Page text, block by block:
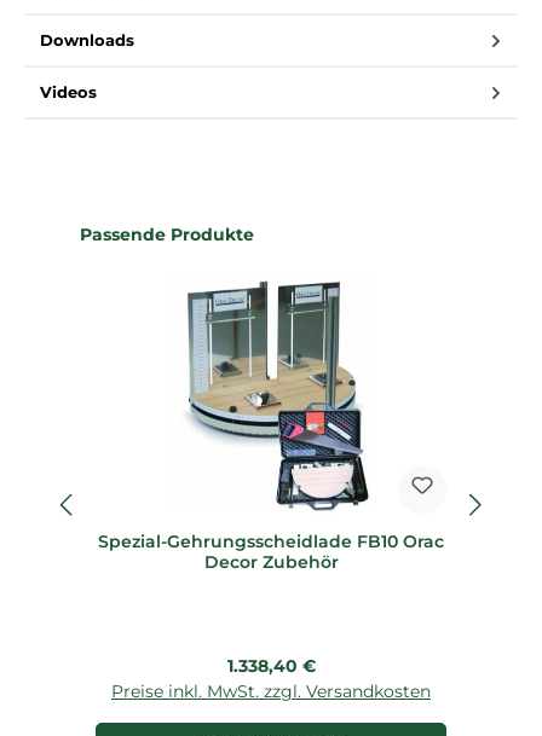
Downloads
Videos
Produktgalerie überspringen
Passende Produkte
Spezial-Gehrungsscheidlade FB10 Orac
Decor Zubehör
Regulärer Preis:
1.338,40 €
Preise inkl. MwSt. zzgl. Versandkosten